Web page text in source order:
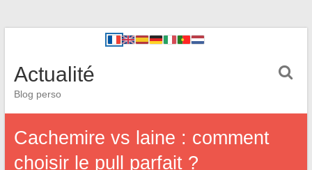
Actualité
Blog perso
Cachemire vs laine : comment
choisir le pull parfait ?